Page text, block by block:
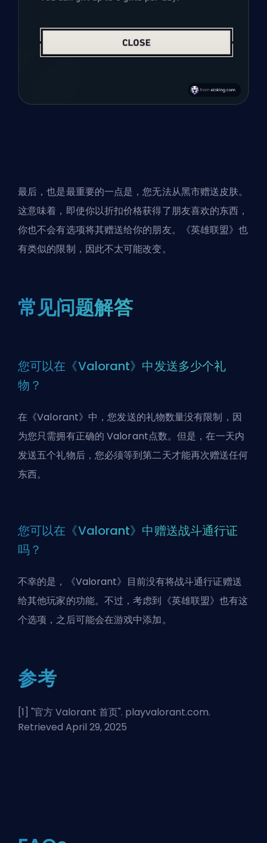
最后，也是最重要的一点是，您无法从黑市赠送皮肤。
这意味着，即使你以折扣价格获得了朋友喜欢的东西，
你也不会有选项将其赠送给你的朋友。《英雄联盟》也
有类似的限制，因此不太可能改变。
常见问题解答
您可以在《Valorant》中发送多少个礼
物？
在《Valorant》中，您发送的礼物数量没有限制，因
为您只需拥有正确的 Valorant点数。但是，在一天内
发送五个礼物后，您必须等到第二天才能再次赠送任何
东西。
您可以在《Valorant》中赠送战斗通行证
吗？
不幸的是，《Valorant》目前没有将战斗通行证赠送
给其他玩家的功能。不过，考虑到《英雄联盟》也有这
个选项，之后可能会在游戏中添加。
参考
[1] "官方 Valorant 首页". playvalorant.com.
Retrieved April 29, 2025